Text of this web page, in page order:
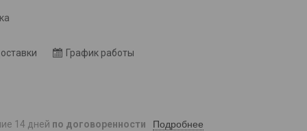
График работы
14 дней по договоренности Подробнее